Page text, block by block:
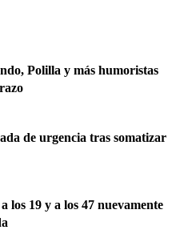
Polilla y más humoristas
de urgencia tras somatizar
los 19 y a los 47 nuevamente